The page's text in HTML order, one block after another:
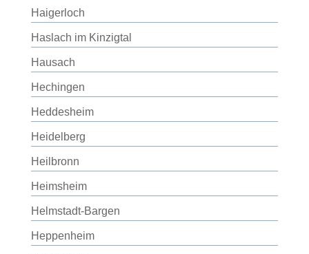
Haigerloch
Haslach im Kinzigtal
Hausach
Hechingen
Heddesheim
Heidelberg
Heilbronn
Heimsheim
Helmstadt-Bargen
Heppenheim